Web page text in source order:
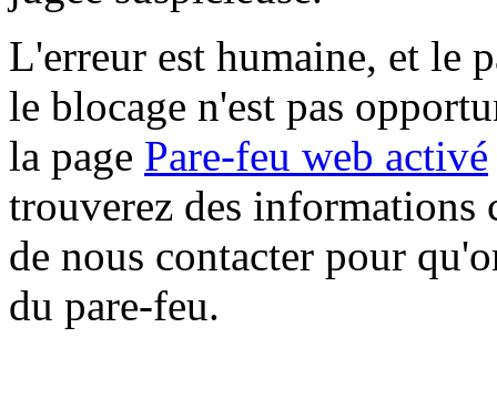
L'erreur est humaine, et le
le blocage n'est pas
la page Pare-feu web activé
trouverez des informations
de nous contacter pour
du pare-feu.